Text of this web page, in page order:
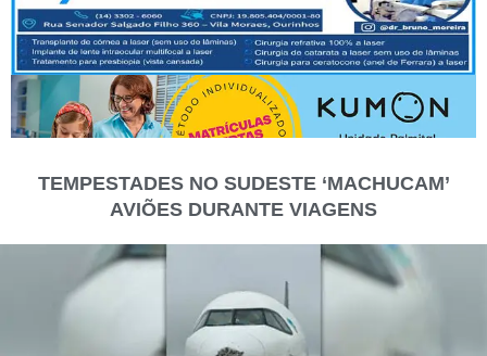
TEMPESTADES NO SUDESTE ‘MACHUCAM’
AVIÕES DURANTE VIAGENS